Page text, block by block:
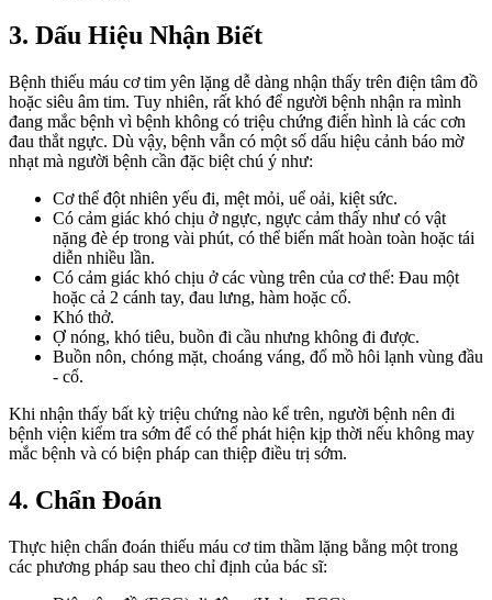
3. Dấu Hiệu Nhận Biết
Bệnh thiếu máu cơ tim yên lặng dễ dàng nhận thấy trên điện tâm đồ
hoặc siêu âm tim. Tuy nhiên, rất khó để người bệnh nhận ra mình
đang mắc bệnh vì bệnh không có triệu chứng điển hình là các cơn
đau thắt ngực. Dù vậy, bệnh vẫn có một số dấu hiệu cảnh báo mờ
nhạt mà người bệnh cần đặc biệt chú ý như:
Cơ thể đột nhiên yếu đi, mệt mỏi, uể oải, kiệt sức.
Có cảm giác khó chịu ở ngực, ngực cảm thấy như có vật
nặng đè ép trong vài phút, có thể biến mất hoàn toàn hoặc tái
diễn nhiều lần.
Có cảm giác khó chịu ở các vùng trên của cơ thể: Đau một
hoặc cả 2 cánh tay, đau lưng, hàm hoặc cổ.
Khó thở.
Ợ nóng, khó tiêu, buồn đi cầu nhưng không đi được.
Buồn nôn, chóng mặt, choáng váng, đổ mồ hôi lạnh vùng đầu
- cổ.
Khi nhận thấy bất kỳ triệu chứng nào kể trên, người bệnh nên đi
bệnh viện kiểm tra sớm để có thể phát hiện kịp thời nếu không may
mắc bệnh và có biện pháp can thiệp điều trị sớm.
4. Chẩn Đoán
Thực hiện chẩn đoán thiếu máu cơ tim thầm lặng bằng một trong
các phương pháp sau theo chỉ định của bác sĩ: